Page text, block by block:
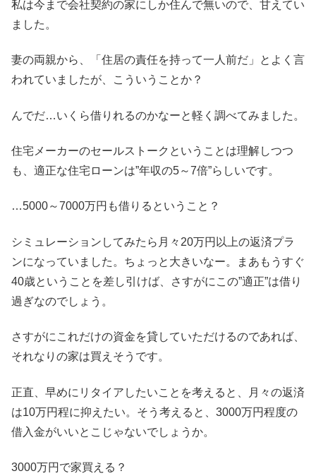
私は今まで会社契約の家にしか住んで無いので、甘えてい
ました。
妻の両親から、「住居の責任を持って一人前だ」とよく言
われていましたが、こういうことか？
んでだ…いくら借りれるのかなーと軽く調べてみました。
住宅メーカーのセールストークということは理解しつつ
も、適正な住宅ローンは”年収の5～7倍”らしいです。
…5000～7000万円も借りるということ？
シミュレーションしてみたら月々20万円以上の返済プラ
ンになっていました。ちょっと大きいなー。まあもうすぐ
40歳ということを差し引けば、さすがにこの”適正”は借り
過ぎなのでしょう。
さすがにこれだけの資金を貸していただけるのであれば、
それなりの家は買えそうです。
正直、早めにリタイアしたいことを考えると、月々の返済
は10万円程に抑えたい。そう考えると、3000万円程度の
借入金がいいとこじゃないでしょうか。
3000万円で家買える？